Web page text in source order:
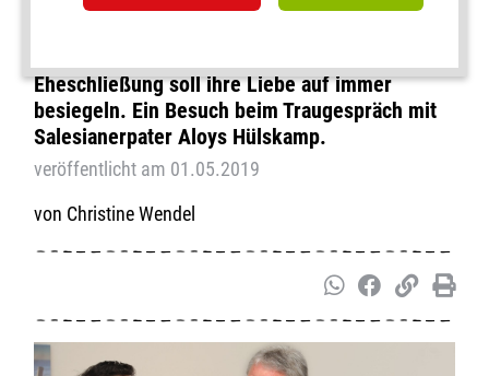
Eheschließung soll ihre Liebe auf immer
besiegeln. Ein Besuch beim Traugespräch mit
Salesianerpater Aloys Hülskamp.
veröffentlicht am 01.05.2019
Christine Wendel